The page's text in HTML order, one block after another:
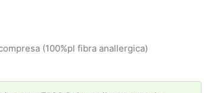
(100%pl fibra anallergica)